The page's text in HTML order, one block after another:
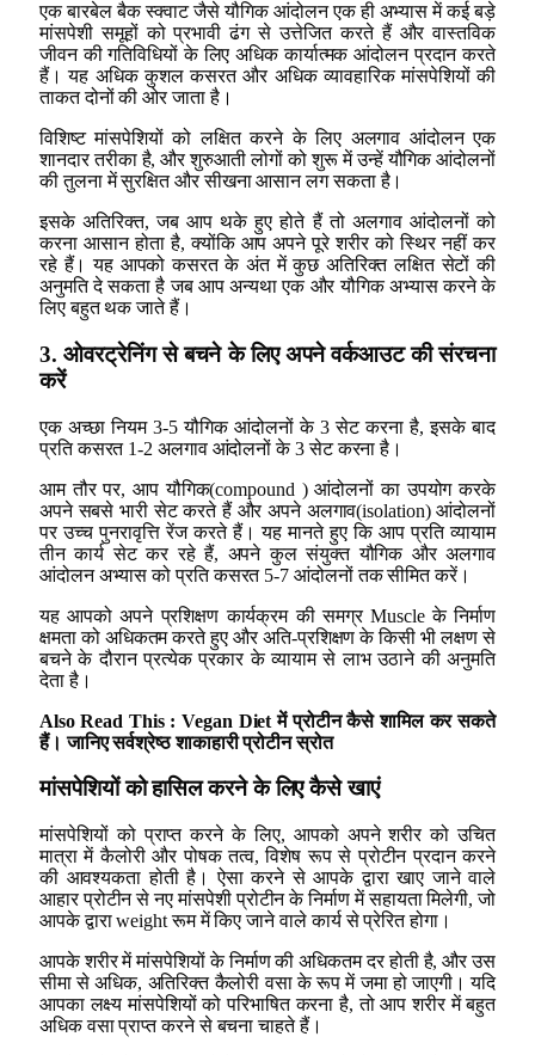
एक बारबेल बैक स्क्वाट जैसे यौगिक आंदोलन एक ही अभ्यास में कई बड़े
मांसपेशी समूहों को प्रभावी ढंग से उत्तेजित करते हैं और वास्तविक
जीवन की गतिविधियों के लिए अधिक कार्यात्मक आंदोलन प्रदान करते
हैं। यह अधिक कुशल कसरत और अधिक व्यावहारिक मांसपेशियों की
ताकत दोनों की ओर जाता है।
विशिष्ट मांसपेशियों को लक्षित करने के लिए अलगाव आंदोलन एक
शानदार तरीका है, और शुरुआती लोगों को शुरू में उन्हें यौगिक आंदोलनों
की तुलना में सुरक्षित और सीखना आसान लग सकता है।
इसके अतिरिक्त, जब आप थके हुए होते हैं तो अलगाव आंदोलनों को
करना आसान होता है, क्योंकि आप अपने पूरे शरीर को स्थिर नहीं कर
रहे हैं। यह आपको कसरत के अंत में कुछ अतिरिक्त लक्षित सेटों की
अनुमति दे सकता है जब आप अन्यथा एक और यौगिक अभ्यास करने के
लिए बहुत थक जाते हैं।
3. ओवरट्रेनिंग से बचने के लिए अपने वर्कआउट की संरचना
करें
एक अच्छा नियम 3-5 यौगिक आंदोलनों के 3 सेट करना है, इसके बाद
प्रति कसरत 1-2 अलगाव आंदोलनों के 3 सेट करना है।
आम तौर पर, आप यौगिक(compound ) आंदोलनों का उपयोग करके
अपने सबसे भारी सेट करते हैं और अपने अलगाव(isolation) आंदोलनों
पर उच्च पुनरावृत्ति रेंज करते हैं। यह मानते हुए कि आप प्रति व्यायाम
तीन कार्य सेट कर रहे हैं, अपने कुल संयुक्त यौगिक और अलगाव
आंदोलन अभ्यास को प्रति कसरत 5-7 आंदोलनों तक सीमित करें।
यह आपको अपने प्रशिक्षण कार्यक्रम की समग्र Muscle के निर्माण
क्षमता को अधिकतम करते हुए और अति-प्रशिक्षण के किसी भी लक्षण से
बचने के दौरान प्रत्येक प्रकार के व्यायाम से लाभ उठाने की अनुमति
देता है।
Also Read This : Vegan Diet में प्रोटीन कैसे शामिल कर सकते
हैं। जानिए सर्वश्रेष्ठ शाकाहारी प्रोटीन स्रोत
मांसपेशियों को हासिल करने के लिए कैसे खाएं
मांसपेशियों को प्राप्त करने के लिए, आपको अपने शरीर को उचित
मात्रा में कैलोरी और पोषक तत्व, विशेष रूप से प्रोटीन प्रदान करने
की आवश्यकता होती है। ऐसा करने से आपके द्वारा खाए जाने वाले
आहार प्रोटीन से नए मांसपेशी प्रोटीन के निर्माण में सहायता मिलेगी, जो
आपके द्वारा weight रूम में किए जाने वाले कार्य से प्रेरित होगा।
आपके शरीर में मांसपेशियों के निर्माण की अधिकतम दर होती है, और उस
सीमा से अधिक, अतिरिक्त कैलोरी वसा के रूप में जमा हो जाएगी। यदि
आपका लक्ष्य मांसपेशियों को परिभाषित करना है, तो आप शरीर में बहुत
अधिक वसा प्राप्त करने से बचना चाहते हैं।